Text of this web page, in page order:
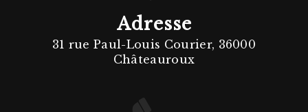
Adresse
31 rue Paul-Louis Courier, 36000
Châteauroux